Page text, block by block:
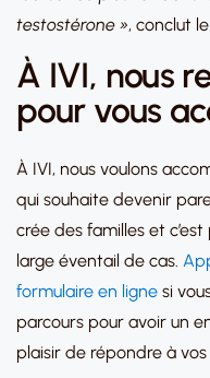
testostérone », conclut
À IVI, nous
pour vous
À IVI, nous voulons
qui souhaite devenir
crée des familles et
large éventail de cas.
formulaire en ligne si
parcours pour avoir un
plaisir de répondre à